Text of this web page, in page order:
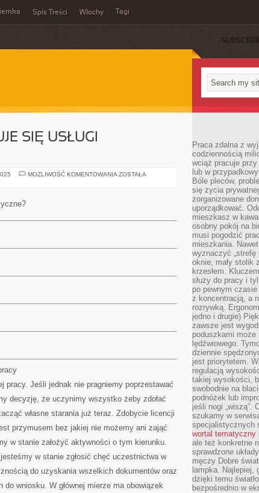
Spis Treści Włochy Tagi
SIĘ USŁUGI
MOŻLIWOŚĆ KOMENTOWANIA W
ZOSTAŁA
pracy. Jeśli jednak nie pragniemy poprzestawać
decyzję, że uczynimy wszystko żeby zdołać
własne starania już teraz. Zdobycie licencji
przymusem bez jakiej nie możemy ani zająć
w stanie założyć aktywności o tym kierunku.
w stanie zgłosić chęć uczestnictwa w
do uzyskania wszelkich dokumentów oraz
wniosku. W głównej mierze ma obowiązek
Praca zdalna z
codziennością
wciąż pracuje
lub w
Bóle pleców,
się życia
zorganizowane
uporządkować.
mieszkasz w
osobny pokój na
musi pogodzić
mieszkania.
wyznaczyć „strefę
oknie, mały stolik
krzesłem.
służy do pracy i
po pewnym
z koncentracją, a
rozrywką.
jedno i drugie)
zawsze jest
poduszkami może
lędźwiowego.
dziennie
jest priorytetem.
regulacją
takiej wysokości,
swobodnie na
podnóżek lub
jeśli nogi „wiszą”.
szukamy w
specjalistycznych
wortal tematyczny
ale też konkretne
sprawdzone
męczy Dobre
lampka. Najlepiej,
dzięki temu
bezpośrednio w